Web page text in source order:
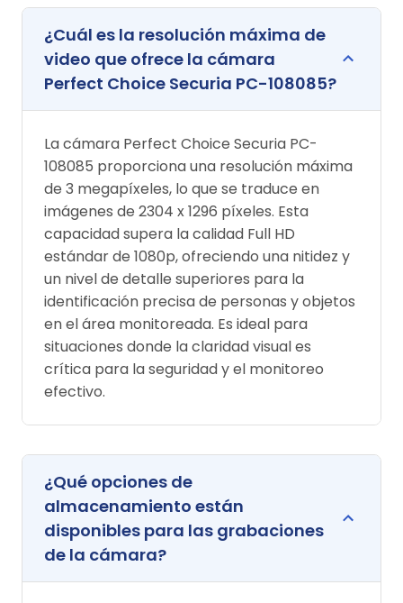
¿Cuál es la resolución máxima de
video que ofrece la cámara
Perfect Choice Securia PC-108085?
La cámara Perfect Choice Securia PC-
108085 proporciona una resolución máxima
de 3 megapíxeles, lo que se traduce en
imágenes de 2304 x 1296 píxeles. Esta
capacidad supera la calidad Full HD
estándar de 1080p, ofreciendo una nitidez y
un nivel de detalle superiores para la
identificación precisa de personas y objetos
en el área monitoreada. Es ideal para
situaciones donde la claridad visual es
crítica para la seguridad y el monitoreo
efectivo.
¿Qué opciones de
almacenamiento están
disponibles para las grabaciones
de la cámara?